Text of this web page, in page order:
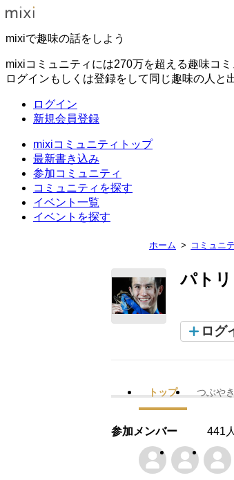
mixiで趣味の話をしよう
mixiコミュニティには270万を超える趣味コ
ログインもしくは登録をして同じ趣味の人と
ログイン
新規会員登録
mixiコミュニティトップ
最新書き込み
参加コミュニティ
コミュニティを探す
イベント一覧
イベントを探す
ホーム コミュニ
パト
ログ
トップ つぶや
参加メンバー 441人